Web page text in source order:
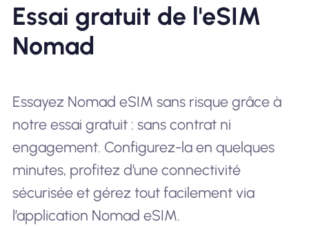
Essai gratuit de l'eSIM
Nomad
Essayez Nomad eSIM sans risque grâce à
notre essai gratuit : sans contrat ni
engagement. Configurez-la en quelques
minutes, profitez d’une connectivité
sécurisée et gérez tout facilement via
l’application Nomad eSIM.